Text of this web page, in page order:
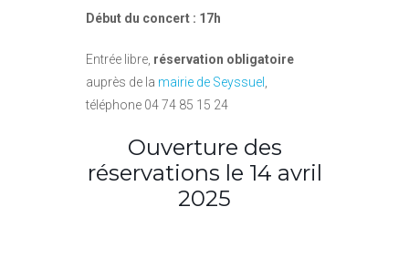
Début du concert : 17h
Entrée libre, réservation obligatoire
auprès de la mairie de Seyssuel ,
téléphone 04 74 85 15 24
Ouverture des
réservations le 14 avril
2025